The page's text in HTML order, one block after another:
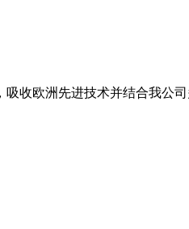
收欧洲先进技术并结合我公